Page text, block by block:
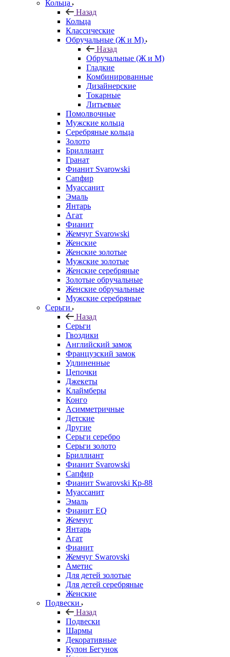
Кольца
Назад
Кольца
Классические
Обручальные (Ж и М)
Назад
Обручальные (Ж и М)
Гладкие
Комбинированные
Дизайнерские
Токарные
Литьевые
Помолвочные
Мужские кольца
Серебряные кольца
Золото
Бриллиант
Гранат
Фианит Svarowski
Сапфир
Муассанит
Эмаль
Янтарь
Агат
Фианит
Жемчуг Svarowski
Женские
Женские золотые
Мужские золотые
Женские серебряные
Золотые обручальные
Женские обручальные
Мужские серебряные
Серьги
Назад
Серьги
Гвоздики
Английский замок
Французский замок
Удлиненные
Цепочки
Джекеты
Клаймберы
Конго
Асимметричные
Детские
Другие
Серьги серебро
Серьги золото
Бриллиант
Фианит Svarowski
Сапфир
Фианит Swarovski Кр-88
Муассанит
Эмаль
Фианит EQ
Жемчуг
Янтарь
Агат
Фианит
Жемчуг Swarovski
Аметис
Для детей золотые
Для детей серебряные
Женские
Подвески
Назад
Подвески
Шармы
Декоративные
Кулон Бегунок